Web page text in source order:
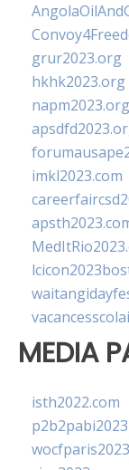
grur2023.org
hkhk2023.org
napm2023.org
imkl2023.com
MEDIA
isth2022.com